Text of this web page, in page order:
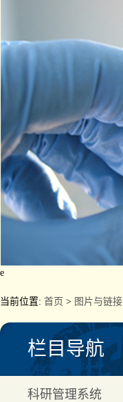
e
当前位置: 首页 > 图片与链接
栏目导航
科研管理系统